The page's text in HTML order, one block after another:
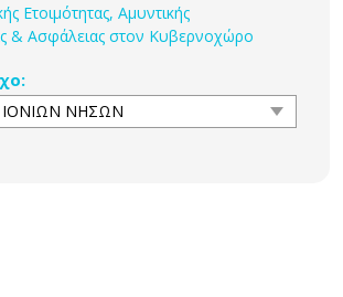
Ετοιμότητας, Αμυντικής
& Ασφάλειας στον Κυβερνοχώρο